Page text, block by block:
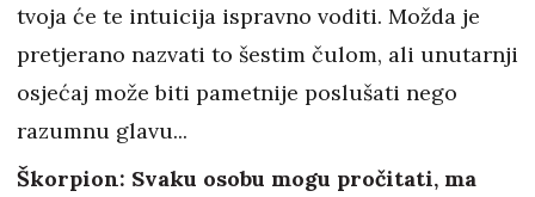
tvoja će te intuicija ispravno voditi. Možda je
pretjerano nazvati to šestim čulom, ali unutarnji
osjećaj može biti pametnije poslušati nego
razumnu glavu...
Škorpion: Svaku osobu mogu pročitati, ma